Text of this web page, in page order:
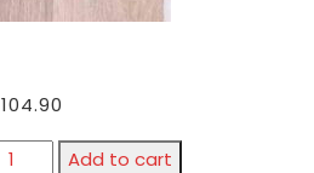
104.90
Add to cart